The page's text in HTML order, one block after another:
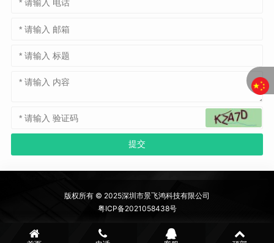
版权所有 © 2025深圳市景飞鸿科技有限公司
粤ICP备2021058438号